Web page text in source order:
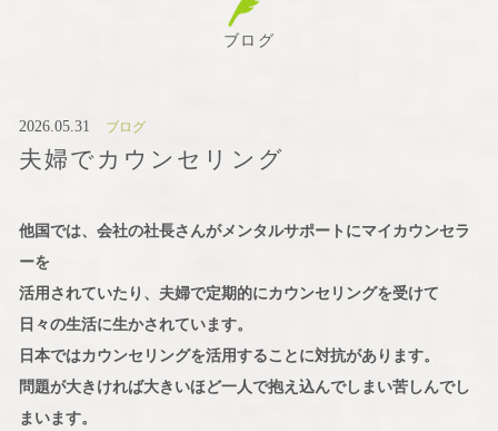
ブログ
2026.05.31 ブログ
夫婦でカウンセリング
他国では、会社の社長さんがメンタルサポートにマイカウンセラ
ーを
活用されていたり、夫婦で定期的にカウンセリングを受けて
日々の生活に生かされています。
日本ではカウンセリングを活用することに対抗があります。
問題が大きければ大きいほど一人で抱え込んでしまい苦しんでし
まいます。